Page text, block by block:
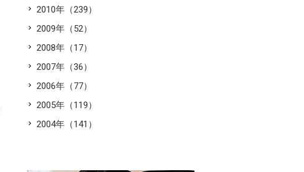
2010年（239）
2009年（52）
2008年（17）
2007年（36）
2006年（77）
2005年（119）
2004年（141）